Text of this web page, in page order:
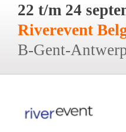
22 t/m 24
Riverevent
B-Gent-